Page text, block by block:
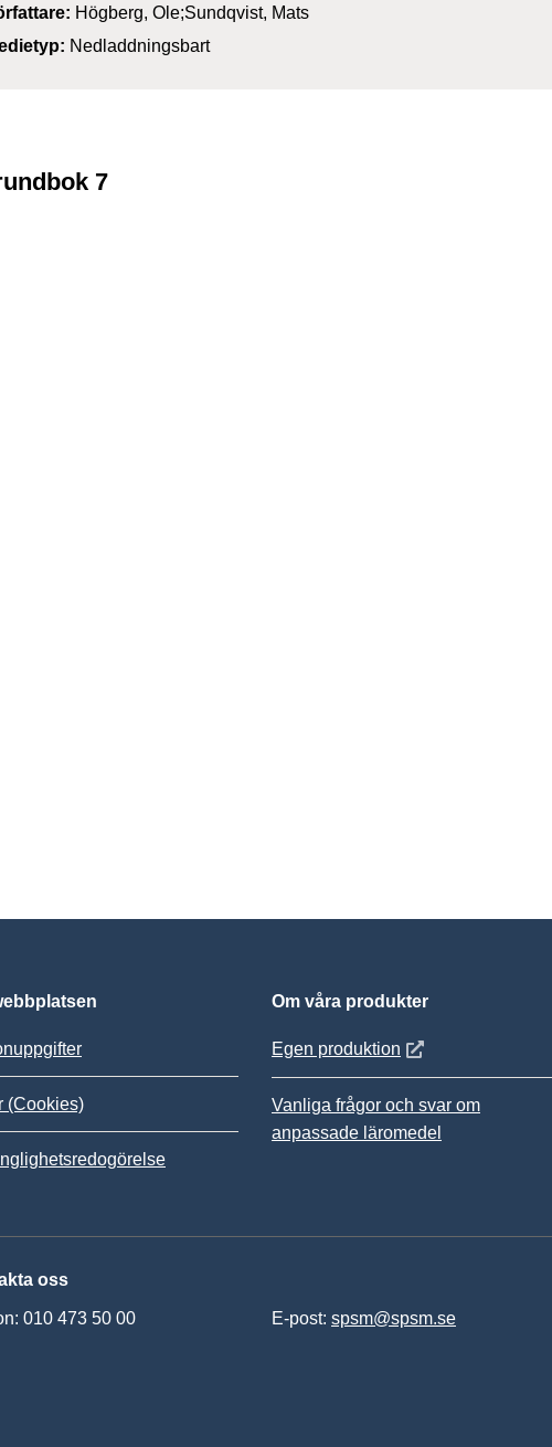
Högberg, Ole;Sundqvist, Mats
Nedladdningsbart
7
(Cookies)
Om våra produkter
Egen produktion Öppnas i nytt fönster
Vanliga frågor och svar om
anpassade läromedel
oss
010 473 50 00 E-post: spsm@spsm.se